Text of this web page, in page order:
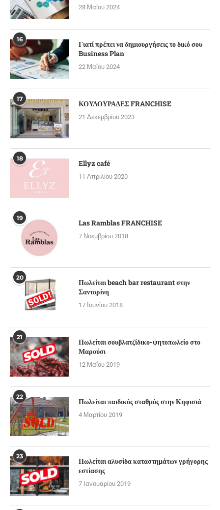
28 Μαΐου 2024
16
Γιατί πρέπει να δημιουργήσεις το δικό σου
Business Plan
22 Μαΐου 2024
17 ΚΟΥΛΟΥΡΑΔΕΣ FRANCHISE
21 Δεκεμβρίου 2023
18 Ellyz café
11 Απριλίου 2020
19 Las Ramblas FRANCHISE
7 Νοεμβρίου 2018
20
Πωλείται beach bar restaurant στην
Σαντορίνη
17 Ιουνίου 2018
21
Πωλείται σουβλατζίδικο-ψητοπωλείο στο
Μαρούσι
12 Μαΐου 2019
22 Πωλείται παιδικός σταθμός στην Κηφισιά
4 Μαρτίου 2019
23
Πωλείται αλυσίδα καταστημάτων γρήγορης
εστίασης
7 Ιανουαρίου 2019